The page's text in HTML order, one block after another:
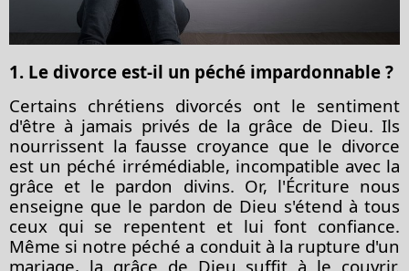
1. Le divorce est-il un péché impardonnable ?
Certains chrétiens divorcés ont le sentiment
d'être à jamais privés de la grâce de Dieu. Ils
nourrissent la fausse croyance que le divorce
est un péché irrémédiable, incompatible avec la
grâce et le pardon divins. Or, l'Écriture nous
enseigne que le pardon de Dieu s'étend à tous
ceux qui se repentent et lui font confiance.
Même si notre péché a conduit à la rupture d'un
mariage, la grâce de Dieu suffit à le couvrir.